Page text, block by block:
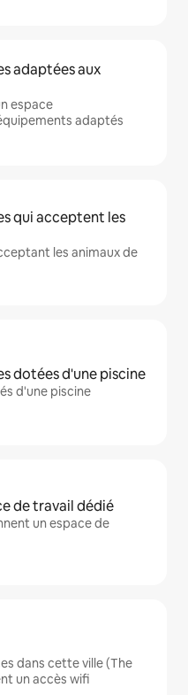
adaptées aux
espace
adaptés
qui acceptent les
les animaux de
dotées d'une piscine
d'une piscine
de travail dédié
un espace de
dans cette ville (The
un accès wifi